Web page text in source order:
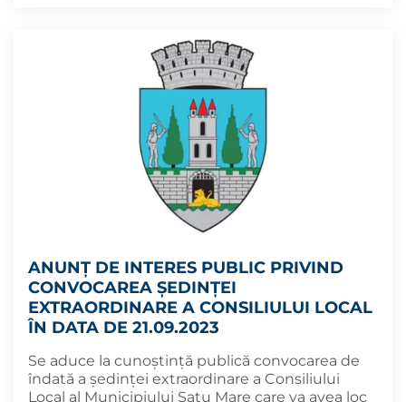
ANUNȚ DE INTERES PUBLIC PRIVIND
CONVOCAREA ȘEDINȚEI
EXTRAORDINARE A CONSILIULUI LOCAL
ÎN DATA DE 21.09.2023
Se aduce la cunoștință publică convocarea de
îndată a ședinței extraordinare a Consiliului
Local al Municipiului Satu Mare care va avea loc